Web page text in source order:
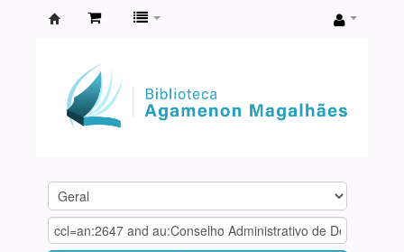
Agamenon
Magalhães